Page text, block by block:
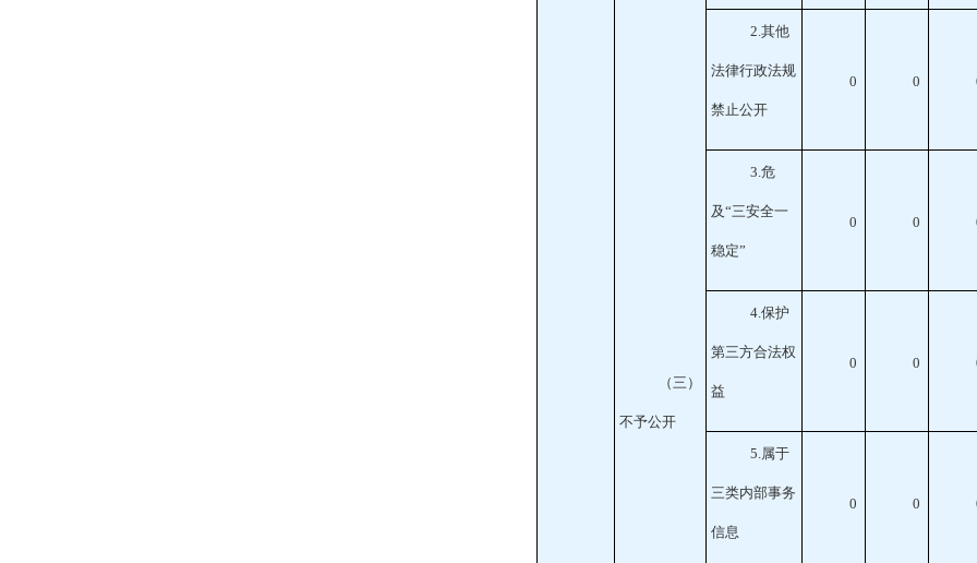
（三）
不予公开
2 .其他
法律行政法规
禁止公开
0 0
3 .危
及“三安全一
稳定”
0 0
4 .保护
第三方合法权
益
0 0
5 .属于
三类内部事务
信息
0 0